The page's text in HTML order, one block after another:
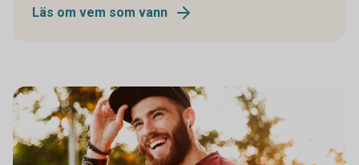
Läs om vem som vann